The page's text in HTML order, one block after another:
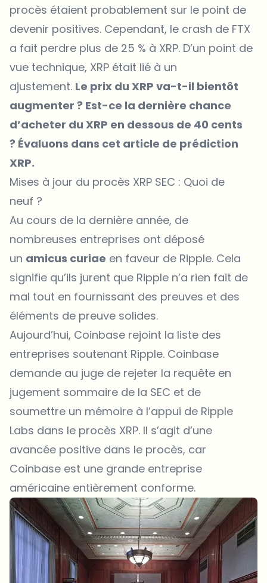
procès étaient probablement sur le point de
devenir positives. Cependant, le crash de FTX
a fait perdre plus de 25 % à XRP. D’un point de
vue technique, XRP était lié à un
ajustement. Le prix du XRP va-t-il bientôt
augmenter ? Est-ce la dernière chance
d’acheter du XRP en dessous de 40 cents
? Évaluons dans cet article de prédiction
XRP.
Mises à jour du procès XRP SEC : Quoi de
neuf ?
Au cours de la dernière année, de
nombreuses entreprises ont déposé
un amicus curiae en faveur de Ripple. Cela
signifie qu’ils jurent que Ripple n’a rien fait de
mal tout en fournissant des preuves et des
éléments de preuve solides.
Aujourd’hui, Coinbase rejoint la liste des
entreprises soutenant Ripple. Coinbase
demande au juge de rejeter la requête en
jugement sommaire de la SEC et de
soumettre un mémoire à l’appui de Ripple
Labs dans le procès XRP. Il s’agit d’une
avancée positive dans le procès, car
Coinbase est une grande entreprise
américaine entièrement conforme.